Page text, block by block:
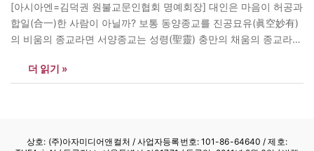
[아시아엔=김덕권 원불교문인협회 명예회장] 대인은 마음이 허공과
합일(合一)한 사람이 아닐까? 보통 동양종교를 진공묘유(眞空妙有)
의 비움의 종교라면 서양종교는 성령(聖靈) 충만의 채움의 종교라고
을 360도 꽉꽉 채워 보여준다. 반면 동양의 꽃꽂이는 꽃과 꽃 사이
여백을 통해 자연의 신비를 전하는 데 주력한다. 전방위가 아닌, 특
더 읽기 »
상호: (주)아자미디어앤컬처 /사업자등록번호: 101-86-64640 / 제호: